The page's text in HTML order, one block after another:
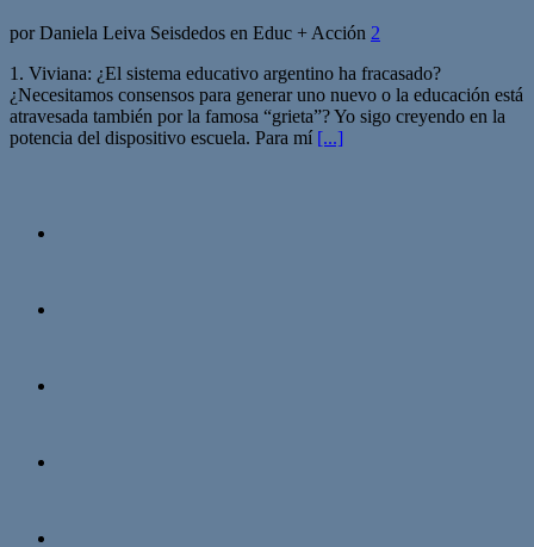
por Daniela Leiva Seisdedos en Educ + Acción 2
1. Viviana: ¿El sistema educativo argentino ha fracasado?
¿Necesitamos consensos para generar uno nuevo o la educación está
atravesada también por la famosa “grieta”? Yo sigo creyendo en la
potencia del dispositivo escuela. Para mí [...]